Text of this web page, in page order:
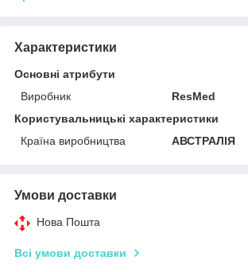
Характеристики
Основні атрибути
Виробник
ResMed
Користувальницькі характеристики
Країна виробництва
АВСТРАЛІЯ
Умови доставки
Нова Пошта
Всі умови доставки